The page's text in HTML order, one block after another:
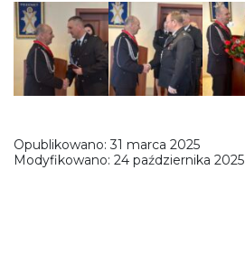
Opublikowano:31 marca 2025
Modyfikowano: 24 października 2025